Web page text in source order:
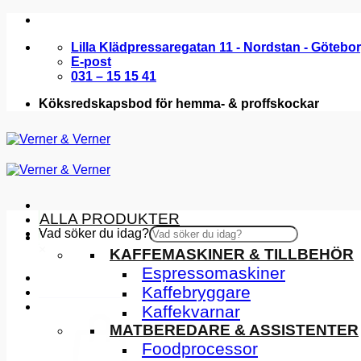
Skip
content
Lilla Klädpressaregatan 11 - Nordstan -
E-post
031 – 15 15 41
Köksredskapsbod för hemma- & proffskockar
Vad söker du idag?
ALLA PRODUKTER
KÖKSMASKINER
KAFFEMASKINER & TILLBEHÖR
Espressomaskiner
Kaffebryggare
Kaffekvarnar
MATBEREDARE & ASSISTENTER
Foodprocessor